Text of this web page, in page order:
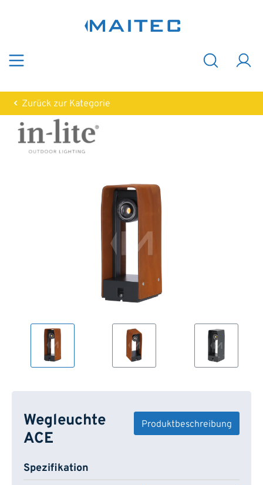
Zurück zur Kategorie
Bildergalerie überspringen
Wegleuchte
ACE
Produktbeschreibung
Spezifikation